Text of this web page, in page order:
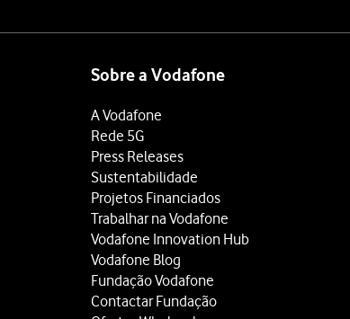
Sobre a Vodafone
A Vodafone
Rede 5G
Press Releases
Sustentabilidade
Projetos Financiados
Trabalhar na Vodafone
Vodafone Innovation Hub
Vodafone Blog
Fundação Vodafone
Contactar Fundação